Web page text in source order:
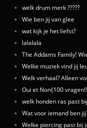
welk drum merk ?????
Wie ben jij van glee
wat kijk je het liefst?
lalalala
The Addams Family!
Welke muziek vind jij
Welk verhaal? Alleen
Oui et Non{100
welk honden ras past
Wat voor iemand ben
Welke piercing past bij